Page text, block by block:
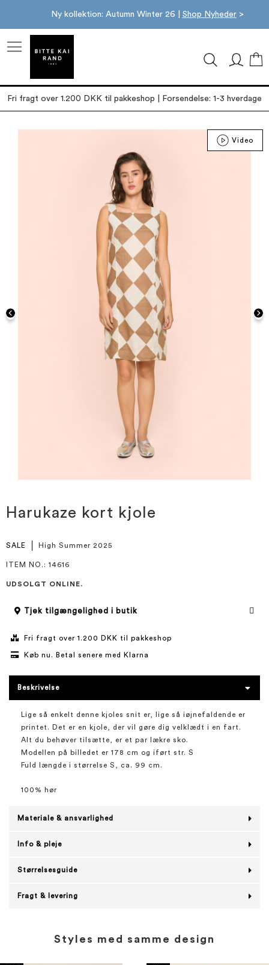
Ny kollektion: Autumn Winter 26 | Shop Nyheder>
Fri fragt over 1.200 DKK til pakkeshop | Forsendelse: 1-3 hverdage
Video
starten
afHarukaze kort kjole
SALE High Summer 2025
ITEM NO. : 14616
UDSOLGT ONLINE.
Tjek tilgængelighed i butik
Fri fragt over 1.200 DKK til pakkeshop
Køb nu. Betal senere med Klarna
Beskrivelse
Lige så enkelt denne kjoles snit er, lige så iøjnefaldende er
printet. Det er en kjole, der vil gøre dig velklædt i en fart.
Alt du behøver tilsætte, er et par lækre sko.
Modellen på billedet er 178 cm og iført str. S
Fuld længde i størrelse S, ca. 99 cm.
100% hør
Materiale & ansvarlighed
Info & pleje
Størrelsesguide
Fragt & levering
Styles med samme design